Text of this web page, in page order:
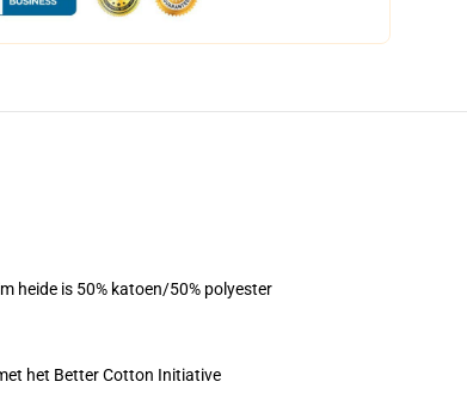
heide is 50% katoen/50% polyester
het Better Cotton Initiative